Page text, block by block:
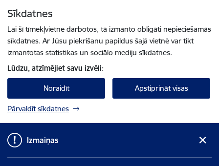
Sīkdatnes
Lai šī tīmekļvietne darbotos, tā izmanto obligāti nepieciešamās
sīkdatnes. Ar Jūsu piekrišanu papildus šajā vietnē var tikt
izmantotas statistikas un sociālo mediju sīkdatnes.
Lūdzu, atzīmējiet savu izvēli:
Noraidīt Apstiprināt visas
Pārvaldīt sīkdatnes
Izmaiņas